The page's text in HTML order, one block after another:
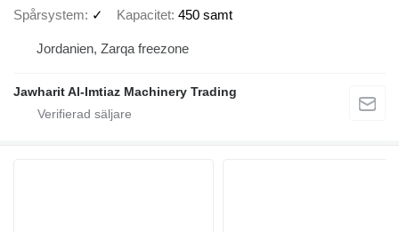
Spårsystem
✓ Kapacitet 450 samt
Jordanien, Zarqa freezone
Jawharit Al-Imtiaz Machinery Trading